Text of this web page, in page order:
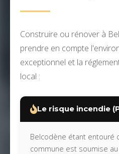
Construire ou rénover à
prendre en compte
exceptionnel et la
local :
Le risque incendie
Belcodène étant entouré
commune est soumise